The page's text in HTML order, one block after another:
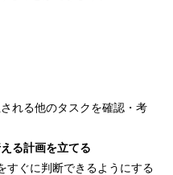
れる他のタスクを確認・考
る計画を立てる
すぐに判断できるようにする